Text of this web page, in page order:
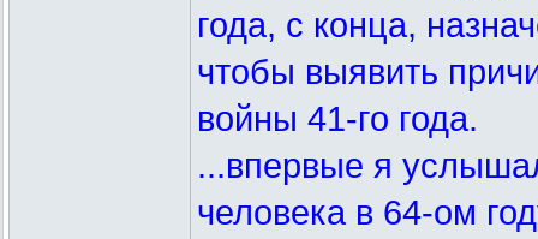
года, с конца,
чтобы выявить
войны 41-го года.
...впервые я
человека в 64-ом